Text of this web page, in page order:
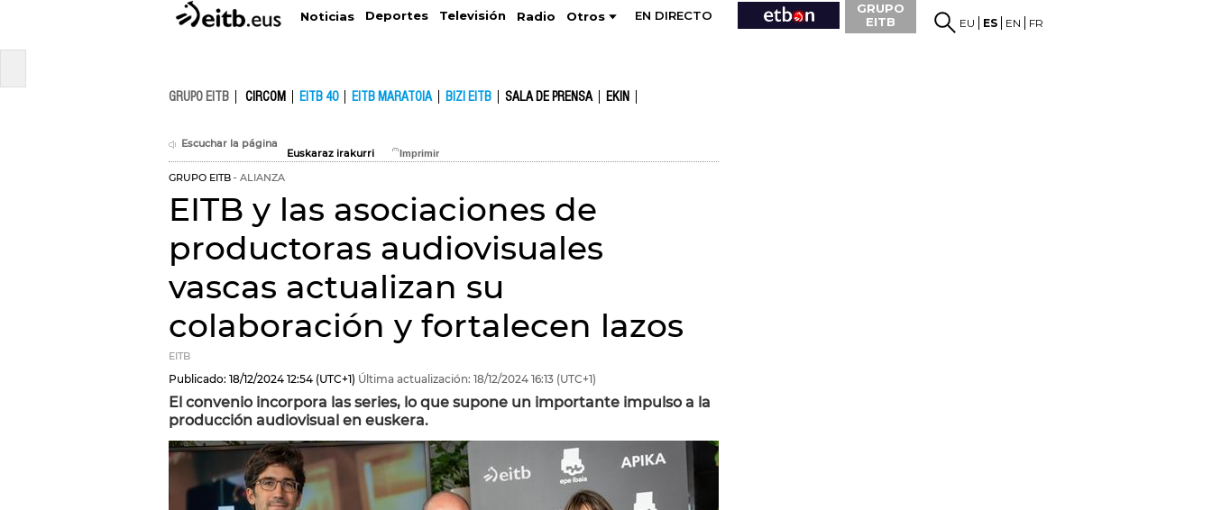
Noticias Deportes Televisión Radio Otros EN DIRECTO
GRUPO
EITB
EU ES EN FR
GRUPO EITB CIRCOM EITB 40 EITB MARATOIA BIZI EITB SALA DE PRENSA EKIN
Escuchar la página
Euskaraz irakurri
GRUPO EITB ALIANZA
EITB y las asociaciones de
productoras audiovisuales
vascas actualizan su
colaboración y fortalecen lazos
EITB
Publicado: 18/12/2024 12:54 (UTC+1) Última actualización: 18/12/2024 16:13 (UTC+1)
El convenio incorpora las series, lo que supone un importante impulso a la
producción audiovisual en euskera.